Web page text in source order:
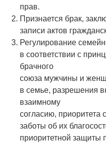
прав.
Признается брак,
записи актов
Регулирование
в соответствии с
брачного
союза мужчины и
в семье, разрешения
взаимному
согласию, приоритета
заботы об их
приоритетной защиты